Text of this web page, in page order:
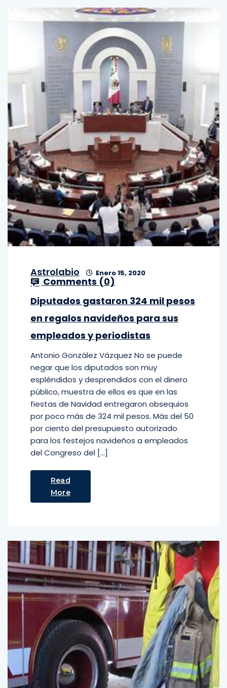
Astrolabio Enero 15, 2020
Comments (0)
Diputados gastaron 324 mil pesos
en regalos navideños para sus
empleados y periodistas
Antonio González Vázquez No se puede
negar que los diputados son muy
espléndidos y desprendidos con el dinero
público, muestra de ellos es que en las
fiestas de Navidad entregaron obsequios
por poco más de 324 mil pesos. Más del 50
por ciento del presupuesto autorizado
para los festejos navideños a empleados
del Congreso del […]
Read
More